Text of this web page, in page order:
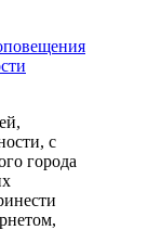
с
города